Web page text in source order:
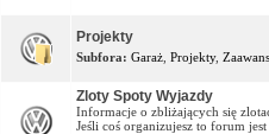
Projekty
Subfora: Garaż Projekty,
Zloty Spoty Wyjazdy
Informacje o zbliżających się
Jeśli coś organizujesz to forum jest